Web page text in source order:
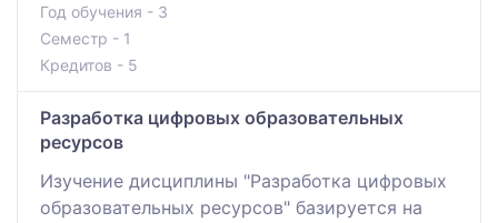
Год обучения - 3
Семестр - 1
Кредитов - 5
Разработка цифровых образовательных
ресурсов
Изучение дисциплины "Разработка цифровых
образовательных ресурсов" базируется на